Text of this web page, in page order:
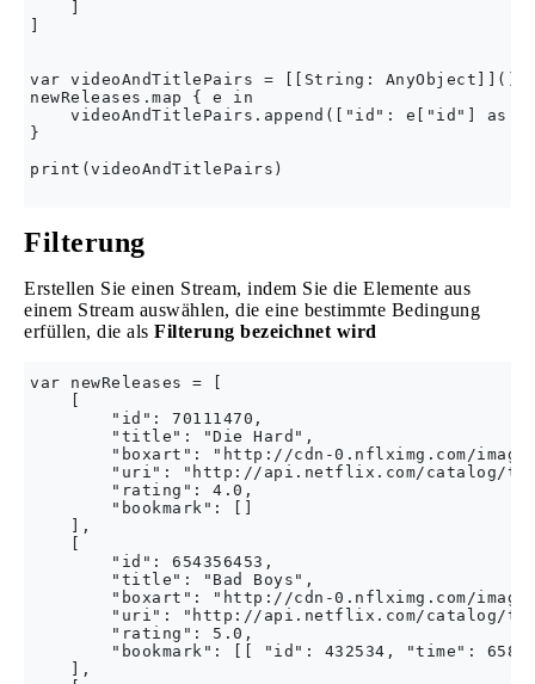
var videoAndTitlePairs = [[String: AnyObject]]()
newReleases.map { e in
videoAndTitlePairs.append(["id": e["id"] as!
}
print(videoAndTitlePairs)
Filterung
Erstellen Sie einen Stream, indem Sie die Elemente aus
einem Stream auswählen, die eine bestimmte Bedingung
erfüllen, die als Filterung bezeichnet wird
var newReleases = [
        "id": 70111470,
        "title": "Die Hard",
"boxart": "http://cdn-0.nflximg.com/
"uri": "http://api.netflix.com/catalog/
        "rating": 4.0,
        "bookmark": []
    ],
        "id": 654356453,
        "title": "Bad Boys",
"boxart": "http://cdn-0.nflximg.com/
"uri": "http://api.netflix.com/catalog/
        "rating": 5.0,
"bookmark": [[ "id": 432534, "time":
    ],